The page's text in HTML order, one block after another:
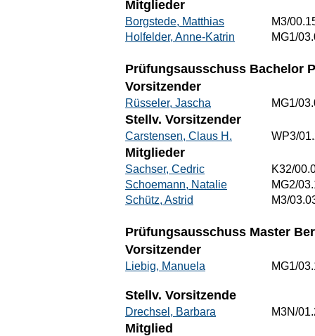
Mitglieder
Borgstede, Matthias
M3/
Holfelder, Anne-Katrin
MG1/
Prüfungsausschuss Bachelor
Vorsitzender
Rüsseler, Jascha MG1/
Stellv. Vorsitzender
Carstensen, Claus H. WP3/
Mitglieder
Sachser, Cedric
K32/
Schoemann, Natalie
MG2/
Schütz, Astrid
M3/
Prüfungsausschuss Master
Vorsitzender
Liebig, Manuela MG1/
Stellv. Vorsitzende
Drechsel, Barbara M3N/
Mitglied